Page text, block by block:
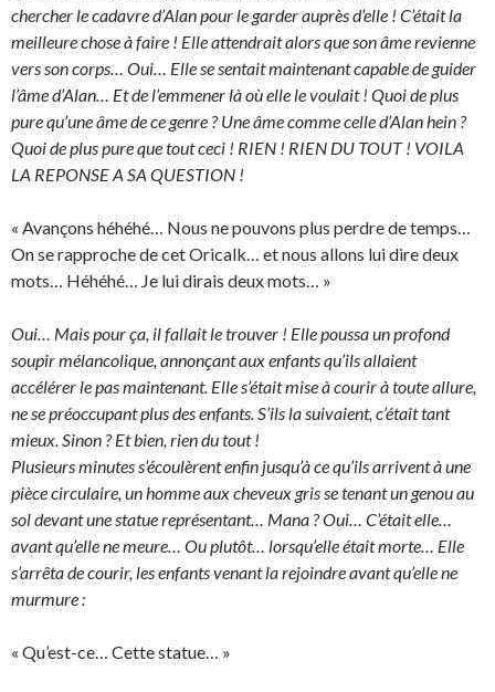
chercher le cadavre d’Alan pour le garder auprès d’elle ! C’était la
meilleure chose à faire ! Elle attendrait alors que son âme revienne
vers son corps… Oui… Elle se sentait maintenant capable de guider
l’âme d’Alan… Et de l’emmener là où elle le voulait ! Quoi de plus
pure qu’une âme de ce genre ? Une âme comme celle d’Alan hein ?
Quoi de plus pure que tout ceci ! RIEN ! RIEN DU TOUT ! VOILA
LA REPONSE A SA QUESTION !
« Avançons héhéhé… Nous ne pouvons plus perdre de temps…
On se rapproche de cet Oricalk… et nous allons lui dire deux
mots… Héhéhé… Je lui dirais deux mots… »
Oui… Mais pour ça, il fallait le trouver ! Elle poussa un profond
soupir mélancolique, annonçant aux enfants qu’ils allaient
accélérer le pas maintenant. Elle s’était mise à courir à toute allure,
ne se préoccupant plus des enfants. S’ils la suivaient, c’était tant
mieux. Sinon ? Et bien, rien du tout !
Plusieurs minutes s’écoulèrent enfin jusqu’à ce qu’ils arrivent à une
pièce circulaire, un homme aux cheveux gris se tenant un genou au
sol devant une statue représentant… Mana ? Oui… C’était elle…
avant qu’elle ne meure… Ou plutôt… lorsqu’elle était morte… Elle
s’arrêta de courir, les enfants venant la rejoindre avant qu’elle ne
murmure :
« Qu’est-ce… Cette statue… »